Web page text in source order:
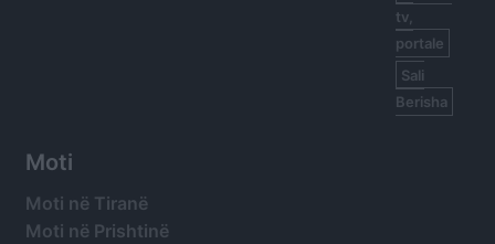
tv,
portale
Sali
Berisha
Moti
Moti në Tiranë
Moti në Prishtinë